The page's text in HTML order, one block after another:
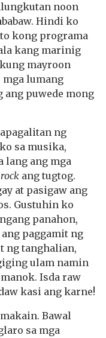
noon
Hindi ko
kong programa
kang marinig
mayroon
mga lumang
puwede mong
ng
sa musika,
ang mga
rock ang tugtog.
at pasigaw ang
Gustuhin ko
panahon,
paggamit ng
ng tanghalian,
ulam namin
Isda raw
kasi ang karne!
Bawal
sa mga